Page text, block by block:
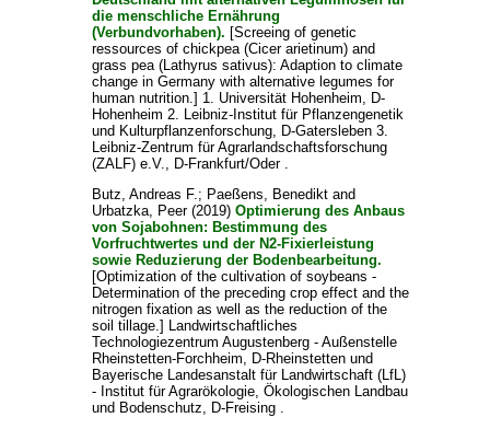
die menschliche Ernährung
(Verbundvorhaben). [Screeing of genetic
ressources of chickpea (Cicer arietinum) and
grass pea (Lathyrus sativus): Adaption to climate
change in Germany with alternative legumes for
human nutrition.] 1. Universität Hohenheim, D-
Hohenheim 2. Leibniz-Institut für Pflanzengenetik
und Kulturpflanzenforschung, D-Gatersleben 3.
Leibniz-Zentrum für Agrarlandschaftsforschung
(ZALF) e.V., D-Frankfurt/Oder .
Butz, Andreas F.; Paeßens, Benediktand
Urbatzka, Peer(2019) Optimierung des Anbaus
von Sojabohnen: Bestimmung des
Vorfruchtwertes und der N2-Fixierleistung
sowie Reduzierung der Bodenbearbeitung.
[Optimization of the cultivation of soybeans -
Determination of the preceding crop effect and the
nitrogen fixation as well as the reduction of the
soil tillage.] Landwirtschaftliches
Technologiezentrum Augustenberg - Außenstelle
Rheinstetten-Forchheim, D-Rheinstetten und
Bayerische Landesanstalt für Landwirtschaft (LfL)
- Institut für Agrarökologie, Ökologischen Landbau
und Bodenschutz, D-Freising .